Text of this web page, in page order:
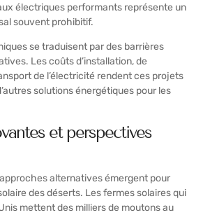
électriques performants représente un
souvent prohibitif.
se traduisent par des barrières
Les coûts d’installation, de
de l’électricité rendent ces projets
solutions énergétiques pour les
et perspectives
alternatives émergent pour
des déserts. Lesfermes solaires qui
mettent des milliers de moutons au